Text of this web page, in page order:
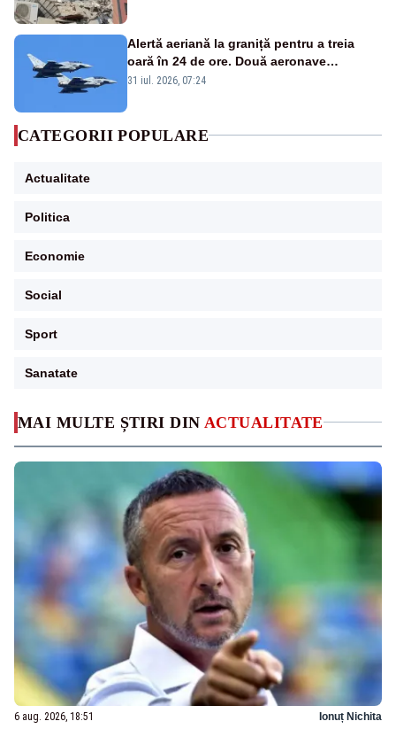
MAI MULTE ȘTIRI DIN ACTUALITATE
6 aug. 2026, 18:51 Ionuț Nichita
Alertă aeriană la graniță pentru a treia
oară în 24 de ore. Două aeronave
Eurofighter britanice au fost ridicate de la
31 iul. 2026, 07:24
CATEGORII POPULARE
Actualitate
Politica
Economie
Social
Sport
Sanatate